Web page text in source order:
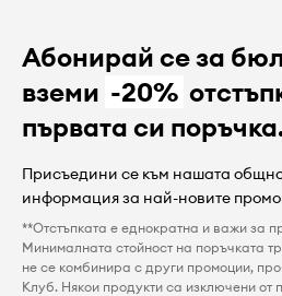
Абонирай се за
вземи -20%
първата си
Присъедини се към нашата
информация за най-новите
**Отстъпката е еднократна и важи за
Минималната стойност на поръчката
не се комбинира с други промоции,
Клуб. Някои продукти са изключени от